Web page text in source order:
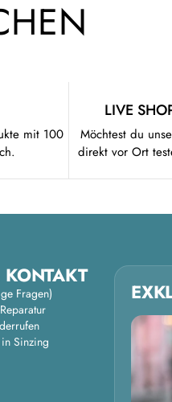
mit 100
LIVE
Möchtest du
direkt vor Ort
Fragen)
Sinzing